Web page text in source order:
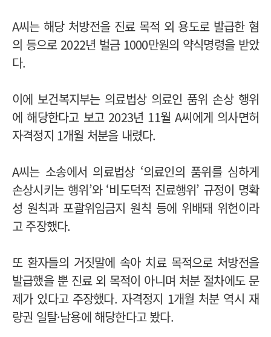
A씨는 해당 처방전을 진료 목적 외 용도로 발급한 혐
의 등으로 2022년 벌금 1000만원의 약식명령을 받았
다.
이에 보건복지부는 의료법상 의료인 품위 손상 행위
에 해당한다고 보고 2023년 11월 A씨에게 의사면허
자격정지 1개월 처분을 내렸다.
A씨는 소송에서 의료법상 ‘의료인의 품위를 심하게
손상시키는 행위’와 ‘비도덕적 진료행위’ 규정이 명확
성 원칙과 포괄위임금지 원칙 등에 위배돼 위헌이라
고 주장했다.
또 환자들의 거짓말에 속아 치료 목적으로 처방전을
발급했을 뿐 진료 외 목적이 아니며 처분 절차에도 문
제가 있다고 주장했다. 자격정지 1개월 처분 역시 재
량권 일탈·남용에 해당한다고 봤다.